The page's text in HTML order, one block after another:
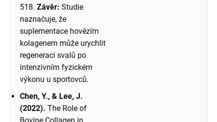
518. Závěr: Studie
naznačuje, že
suplementace hovězím
kolagenem může urychlit
regeneraci svalů po
intenzivním fyzickém
výkonu u sportovců.
Chen, Y., & Lee, J.
(2022). The Role of